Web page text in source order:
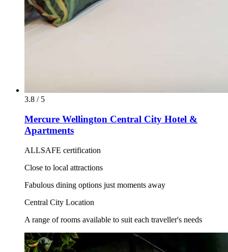
3.8 / 5
Mercure Wellington Central City Hotel &
Apartments
ALLSAFE certification
Close to local attractions
Fabulous dining options just moments away
Central City Location
A range of rooms available to suit each traveller's needs